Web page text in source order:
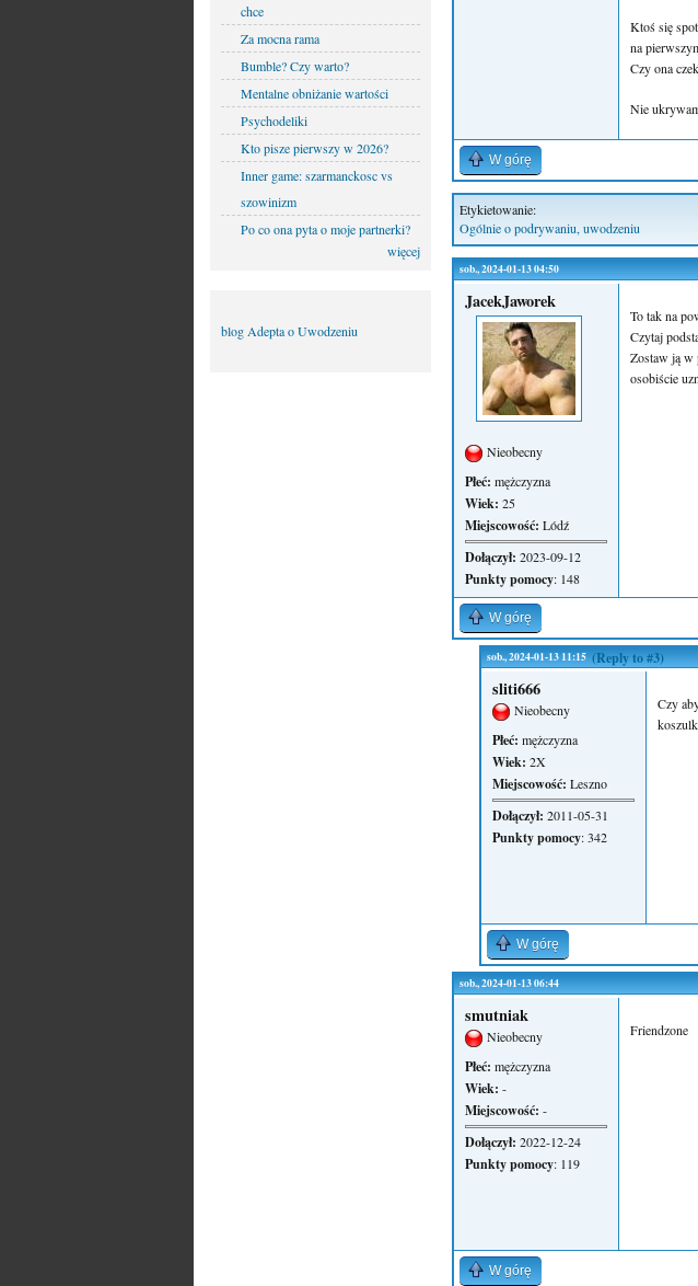
chce
Za mocna rama
Bumble? Czy warto?
Mentalne obniżanie wartości
Psychodeliki
Kto pisze pierwszy w 2026?
Inner game: szarmanckosc vs
szowinizm
Po co ona pyta o moje partnerki?
więcej
blog Adepta o Uwodzeniu
Ktoś się
na
Czy ona
Nie
W górę
Etykietowanie:
Ogólnie o podrywaniu, uwodzeniu
sob., 2024-01-13 04:50
JacekJaworek
Nieobecny
Płeć: mężczyzna
Wiek: 25
Miejscowość: Lódź
Dołączył: 2023-09-12
Punkty pomocy: 148
To tak na
Czytaj
Zostaw ją w
osobiście
W górę
sob., 2024-01-13 11:15 (Reply to #3)
sliti666
Nieobecny
Płeć: mężczyzna
Wiek: 2X
Miejscowość: Leszno
Dołączył: 2011-05-31
Punkty pomocy: 342
Czy
W górę
sob., 2024-01-13 06:44
smutniak
Nieobecny
Płeć: mężczyzna
Wiek: -
Miejscowość: -
Dołączył: 2022-12-24
Punkty pomocy: 119
Friendzone
W górę